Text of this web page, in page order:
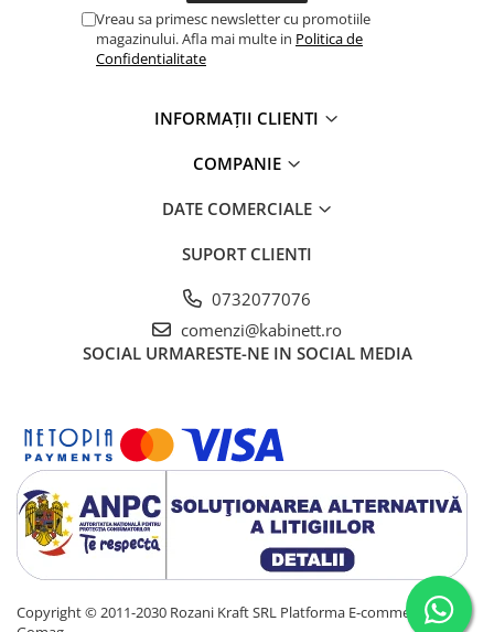
Vreau sa primesc newsletter cu promotiile
magazinului. Afla mai multe in Politica de
Confidentialitate
INFORMAȚII CLIENTI
COMPANIE
DATE COMERCIALE
SUPORT CLIENTI
0732077076
comenzi@kabinett.ro
SOCIAL URMARESTE-NE IN SOCIAL MEDIA
Copyright © 2011-2030 Rozani Kraft SRL Platforma E-commerce by